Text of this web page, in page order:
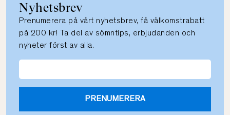
Nyhetsbrev
Prenumerera på vårt nyhetsbrev, få välkomstrabatt
på 200 kr! Ta del av sömntips, erbjudanden och
nyheter först av alla.
PRENUMERERA